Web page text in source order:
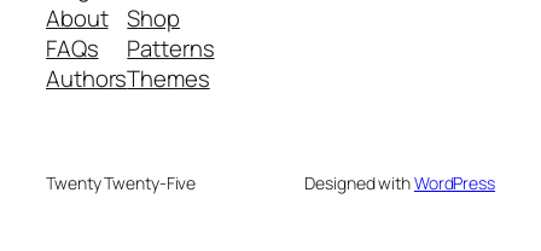
About
FAQs
Authors
Shop
Patterns
Themes
Twenty Twenty-Five Designed withWordPress